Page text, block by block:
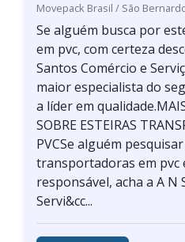
Movepack Brasil / São
Se alguém busca por
em pvc, com certeza
Santos Comércio e
maior especialista do
a líder em
SOBRE ESTEIRAS
PVCSe alguém
transportadoras em pvc
responsável, acha a A N
Servi&cc...